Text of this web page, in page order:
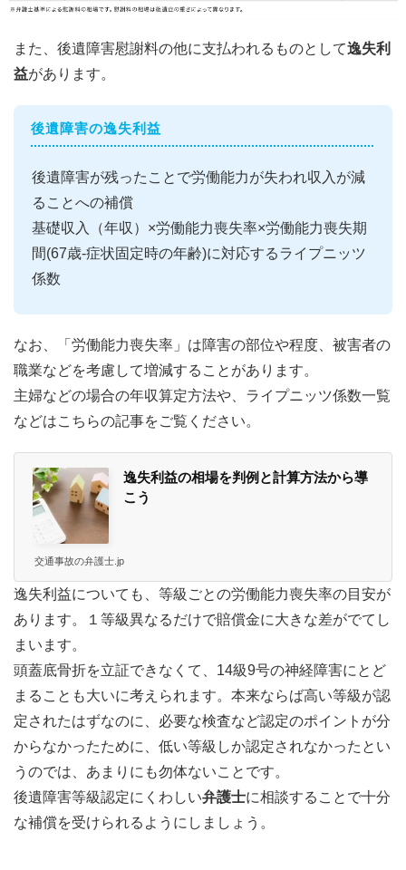
また、後遺障害慰謝料の他に支払われるものとして逸失利
益があります。
後遺障害の逸失利益
後遺障害が残ったことで労働能力が失われ収入が減
ることへの補償
基礎収入（年収）×労働能力喪失率×労働能力喪失期
間(67歳-症状固定時の年齢)に対応するライプニッツ
係数
なお、「労働能力喪失率」は障害の部位や程度、被害者の
職業などを考慮して増減することがあります。
主婦などの場合の年収算定方法や、ライプニッツ係数一覧
などはこちらの記事をご覧ください。
逸失利益の相場を判例と計算方法から導
こう
交通事故の弁護士.jp
逸失利益についても、等級ごとの労働能力喪失率の目安が
あります。１等級異なるだけで賠償金に大きな差がでてし
まいます。
頭蓋底骨折を立証できなくて、14級9号の神経障害にとど
まることも大いに考えられます。本来ならば高い等級が認
定されたはずなのに、必要な検査など認定のポイントが分
からなかったために、低い等級しか認定されなかったとい
うのでは、あまりにも勿体ないことです。
後遺障害等級認定にくわしい弁護士に相談することで十分
な補償を受けられるようにしましょう。